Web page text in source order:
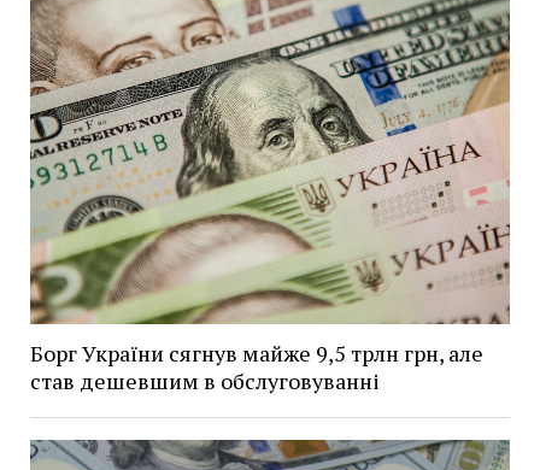
Борг України сягнув майже 9,5 трлн грн, але
став дешевшим в обслуговуванні